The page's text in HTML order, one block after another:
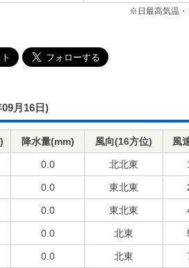
※日最高気温・
月16日)
降水量(mm) 風向(16方位) 風
0.0 北北東
0.0 東北東
0.0 東北東
0.0 北東
0.0 北東